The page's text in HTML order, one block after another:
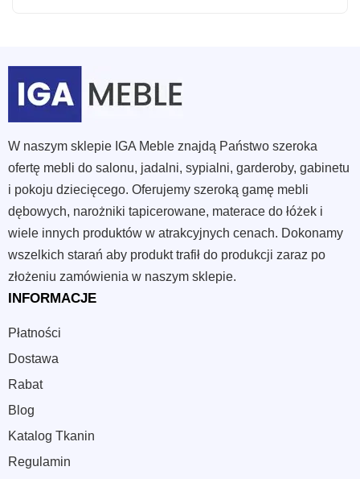
W naszym sklepie IGA Meble znajdą Państwo szeroka
ofertę mebli do salonu, jadalni, sypialni, garderoby, gabinetu
i pokoju dziecięcego. Oferujemy szeroką gamę mebli
dębowych, narożniki tapicerowane, materace do łóżek i
wiele innych produktów w atrakcyjnych cenach. Dokonamy
wszelkich starań aby produkt trafił do produkcji zaraz po
złożeniu zamówienia w naszym sklepie.
INFORMACJE
Płatności
Dostawa
Rabat
Blog
Katalog Tkanin
Regulamin